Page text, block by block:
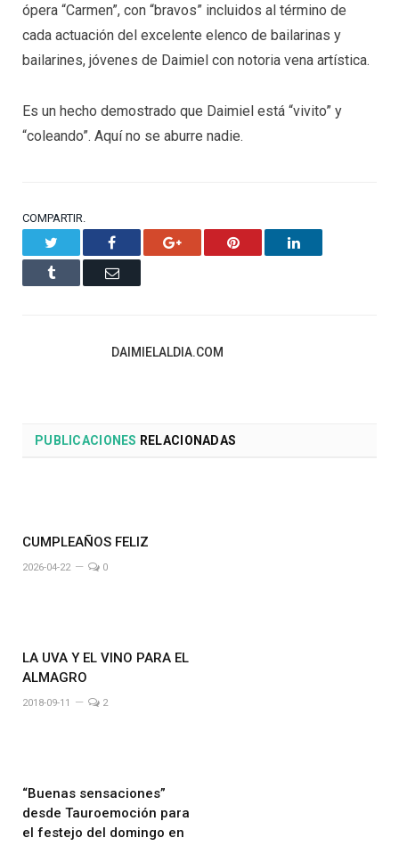
ópera “Carmen”, con “bravos” incluidos al término de
cada actuación del excelente elenco de bailarinas y
bailarines, jóvenes de Daimiel con notoria vena artística.
Es un hecho demostrado que Daimiel está “vivito” y
“coleando”. Aquí no se aburre nadie.
COMPARTIR.
Facebook Google+ Pinterest LinkedIn
Tumblr Email
DAIMIELALDIA.COM
PUBLICACIONES RELACIONADAS
CUMPLEAÑOS FELIZ
2026-04-22 0
LA UVA Y EL VINO PARA EL
ALMAGRO
2018-09-11 2
“Buenas sensaciones”
desde Tauroemoción para
el festejo del domingo en